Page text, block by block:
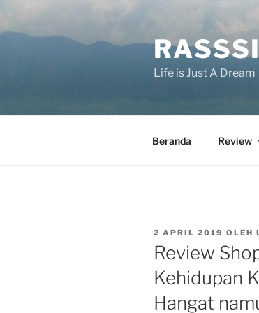
konten
Life is Just A Dream
Beranda Review
DIPOSKAN
PADA
2 APRIL 2019 OLEH
Review
Kehidupan
Hangat